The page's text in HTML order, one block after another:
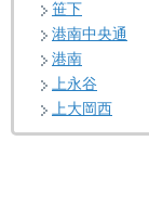
笹下
港南中央通
港南
上永谷
上大岡西